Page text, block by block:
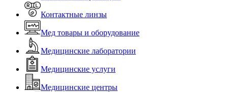
Контактные линзы
Мед товары и оборудование
Медицинские лаборатории
Медицинские услуги
Медицинские центры